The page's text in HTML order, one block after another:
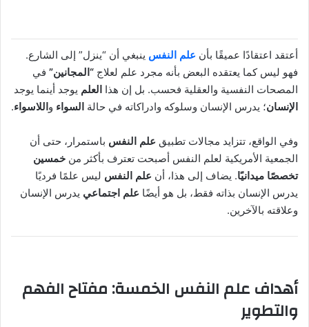
أعتقد اعتقادًا عميقًا بأن علم النفس ينبغي أن “ينزل” إلى الشارع.
فهو ليس كما يعتقده البعض بأنه مجرد علم لعلاج “المجانين” في
المصحات النفسية والعقلية فحسب. بل إن هذا العلم يوجد أينما يوجد
الإنسان؛ يدرس الإنسان وسلوكه وادراكاته في حالة السواء و اللاسواء.
وفي الواقع، تتزايد مجالات تطبيق علم النفس باستمرار، حتى أن
الجمعية الأمريكية لعلم النفس أصبحت تعترف بأكثر من خمسين
تخصصًا ميدانيًا. يضاف إلى هذا، أن علم النفس ليس علمًا فرديًا
يدرس الإنسان بذاته فقط، بل هو أيضًا علم اجتماعي يدرس الإنسان
وعلاقته بالآخرين.
أهداف علم النفس الخمسة: مفتاح الفهم
والتطوير